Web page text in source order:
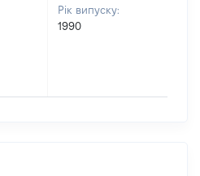
Рік випуску:
1990